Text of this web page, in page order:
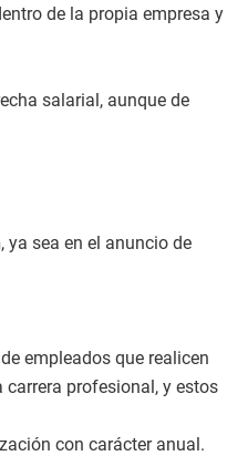
de la propia empresa y
salarial, aunque de
, ya sea en el anuncio de
empleados que realicen
profesional, y estos
con carácter anual.